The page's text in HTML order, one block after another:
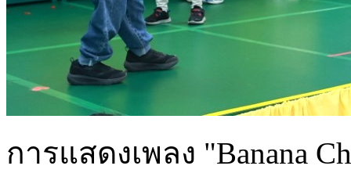
การแสดงเพลง "Banana